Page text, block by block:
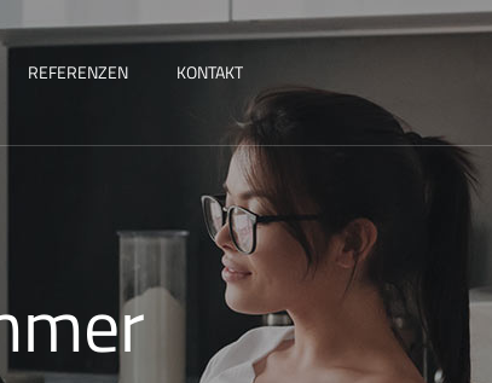
REFERENZEN KONTAKT